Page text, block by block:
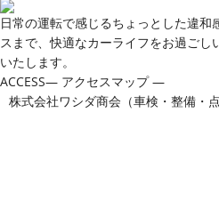
日常の運転で感じるちょっとした違
スまで、快適なカーライフをお過ごし
いたします。
ACCESS― アクセスマップ ―
株式会社ワシダ商会（車検・整備・点